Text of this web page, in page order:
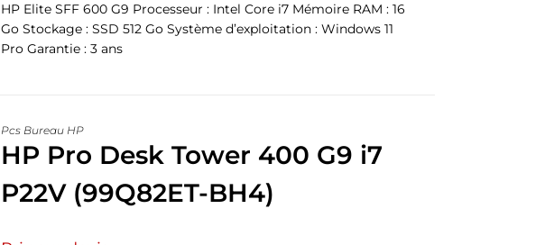
HP Elite SFF 600 G9 Processeur : Intel Core i7 Mémoire RAM : 16
Go Stockage : SSD 512 Go Système d’exploitation : Windows 11
Pro Garantie : 3 ans
Pcs Bureau HP
HP Pro Desk Tower 400 G9 i7
P22V (99Q82ET-BH4)